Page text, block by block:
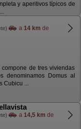
y aperitivos típicos de
a 14 km de
de tres viviendas
denominamos Domus al
Cubicu ...
a 14,5 km de